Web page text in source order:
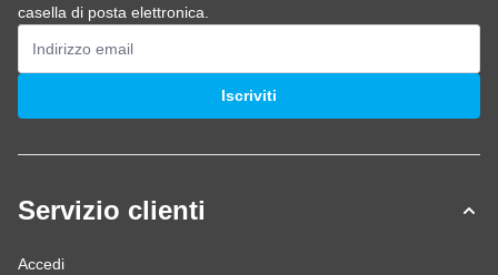
casella di posta elettronica.
Indirizzo email
Iscriviti
Servizio clienti
Accedi